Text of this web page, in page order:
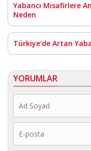
Yabancı Misafirlere
Neden
Türkiye'de Artan
YORUMLAR